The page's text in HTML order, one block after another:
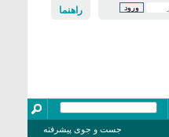
راهنما
جست و جوی پیشرفته